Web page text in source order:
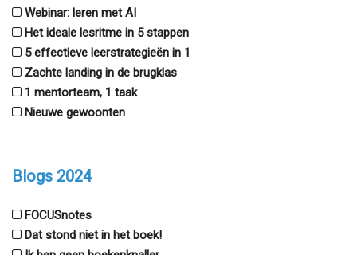
Webinar: leren met AI
Het ideale lesritme in 5 stappen
5 effectieve leerstrategieën in 1
Zachte landing in de brugklas
1 mentorteam, 1 taak
Nieuwe gewoonten
Blogs 2024
FOCUSnotes
Dat stond niet in het boek!